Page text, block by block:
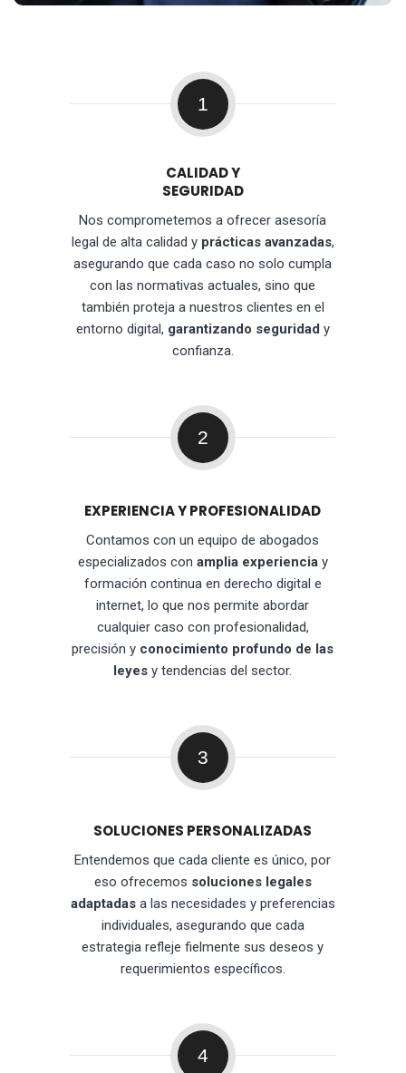
1
CALIDAD Y
SEGURIDAD
Nos comprometemos a ofrecer asesoría
legal de alta calidad y prácticas avanzadas,
asegurando que cada caso no solo cumpla
con las normativas actuales, sino que
también proteja a nuestros clientes en el
entorno digital, garantizando seguridad y
confianza.
2
EXPERIENCIA Y PROFESIONALIDAD
Contamos con un equipo de abogados
especializados con amplia experienciay
formación continua en derecho digital e
internet, lo que nos permite abordar
cualquier caso con profesionalidad,
precisión y conocimiento profundo de las
leyes y tendencias del sector.
3
SOLUCIONES PERSONALIZADAS
Entendemos que cada cliente es único, por
eso ofrecemos soluciones legales
adaptadasa las necesidades y preferencias
individuales, asegurando que cada
estrategia refleje fielmente sus deseos y
requerimientos específicos.
4